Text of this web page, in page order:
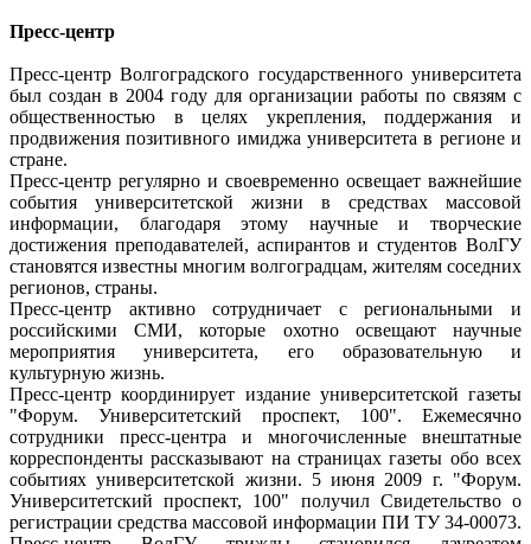
Пресс-центр
Пресс-центр Волгоградского государственного университета
был создан в 2004 году для организации работы по связям с
общественностью в целях укрепления, поддержания и
продвижения позитивного имиджа университета в регионе и
стране.
Пресс-центр регулярно и своевременно освещает важнейшие
события университетской жизни в средствах массовой
информации, благодаря этому научные и творческие
достижения преподавателей, аспирантов и студентов ВолГУ
становятся известны многим волгоградцам, жителям соседних
регионов, страны.
Пресс-центр активно сотрудничает с региональными и
российскими СМИ, которые охотно освещают научные
мероприятия университета, его образовательную и
культурную жизнь.
Пресс-центр координирует издание университетской газеты
"Форум. Университетский проспект, 100". Ежемесячно
сотрудники пресс-центра и многочисленные внештатные
корреспонденты рассказывают на страницах газеты обо всех
событиях университетской жизни. 5 июня 2009 г. "Форум.
Университетский проспект, 100" получил Свидетельство о
регистрации средства массовой информации ПИ ТУ 34-00073.